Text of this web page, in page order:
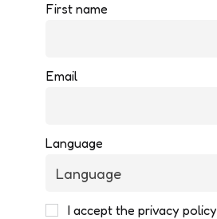
First name
Email
Language
I accept the privacy policy